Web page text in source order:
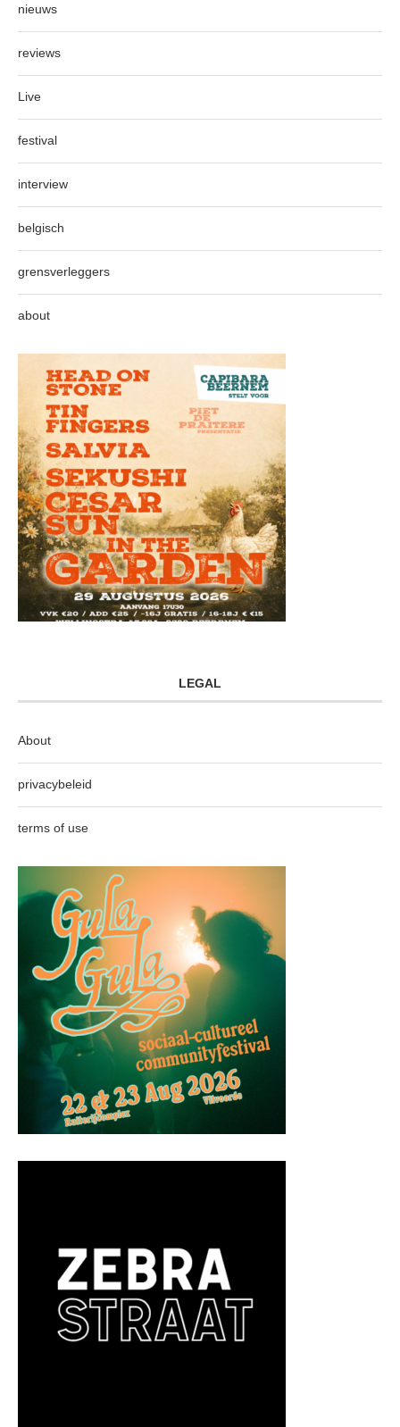
nieuws
reviews
Live
festival
interview
belgisch
grensverleggers
about
LEGAL
About
privacybeleid
terms of use